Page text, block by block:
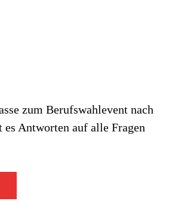
zum Berufswahlevent nach
Antworten auf alle Fragen